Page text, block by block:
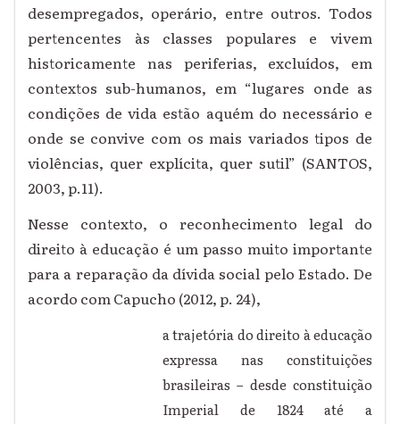
desempregados, operário, entre outros. Todos
pertencentes às classes populares e vivem
historicamente nas periferias, excluídos, em
contextos sub-humanos, em “lugares onde as
condições de vida estão aquém do necessário e
onde se convive com os mais variados tipos de
violências, quer explícita, quer sutil” (SANTOS,
2003, p.11).
Nesse contexto, o reconhecimento legal do
direito à educação é um passo muito importante
para a reparação da dívida social pelo Estado. De
acordo com Capucho (2012, p. 24),
a trajetória do direito à educação
expressa nas constituições
brasileiras – desde constituição
Imperial de 1824 até a